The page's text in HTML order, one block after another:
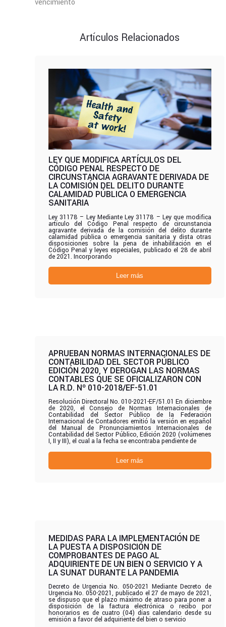
vencimiento
Artículos Relacionados
LEY QUE MODIFICA ARTÍCULOS DEL
CÓDIGO PENAL RESPECTO DE
CIRCUNSTANCIA AGRAVANTE DERIVADA DE
LA COMISIÓN DEL DELITO DURANTE
CALAMIDAD PÚBLICA O EMERGENCIA
SANITARIA
Ley 31178 – Ley Mediante Ley 31178 – Ley que modifica
artículo del Código Penal respecto de circunstancia
agravante derivada de la comisión del delito durante
calamidad pública o emergencia sanitaria y dista otras
disposiciones sobre la pena de inhabilitación en el
Código Penal y leyes especiales, publicado el 28 de abril
de 2021. Incorporando
Leer más
APRUEBAN NORMAS INTERNACIONALES DE
CONTABILIDAD DEL SECTOR PÚBLICO
EDICIÓN 2020, Y DEROGAN LAS NORMAS
CONTABLES QUE SE OFICIALIZARON CON
LA R.D. Nº 010-2018/EF-51.01
Resolución Directoral No. 010-2021-EF/51.01 En diciembre
de 2020, el Consejo de Normas Internacionales de
Contabilidad del Sector Público de la Federación
Internacional de Contadores emitió la versión en español
del Manual de Pronunciamientos Internacionales de
Contabilidad del Sector Público, Edición 2020 (volúmenes
I, II y III), el cual a la fecha se encontraba pendiente de
Leer más
MEDIDAS PARA LA IMPLEMENTACIÓN DE
LA PUESTA A DISPOSICIÓN DE
COMPROBANTES DE PAGO AL
ADQUIRIENTE DE UN BIEN O SERVICIO Y A
LA SUNAT DURANTE LA PANDEMIA
Decreto de Urgencia No. 050-2021 Mediante Decreto de
Urgencia No. 050-2021, publicado el 27 de mayo de 2021,
se dispuso que el plazo máximo de atraso para poner a
disposición de la factura electrónica o recibo por
honorarios es de cuatro (04) días calendario desde su
emisión a favor del adquiriente del bien o servicio